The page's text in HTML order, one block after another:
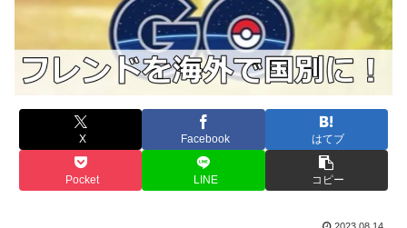
X Facebook はてブ
Pocket LINE コピー